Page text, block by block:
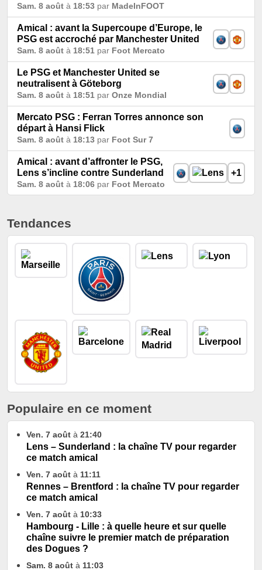
Sam. 8 août à 18:53 par MadeInFOOT
Amical : avant la Supercoupe d’Europe, le
PSG est accroché par Manchester United
Sam. 8 août à 18:51 par Foot Mercato
Le PSG et Manchester United se
neutralisent à Göteborg
Sam. 8 août à 18:51 par Onze Mondial
Mercato PSG : Ferran Torres annonce son
départ à Hansi Flick
Sam. 8 août à 18:13 par Foot Sur 7
Amical : avant d’affronter le PSG,
Lens s’incline contre Sunderland
Sam. 8 août à 18:06 par Foot Mercato
+1
Tendances
Populaire en ce moment
Ven. 7 août à 21:40
Lens – Sunderland : la chaîne TV pour regarder
ce match amical
Ven. 7 août à 11:11
Rennes – Brentford : la chaîne TV pour regarder
ce match amical
Ven. 7 août à 10:33
Hambourg - Lille : à quelle heure et sur quelle
chaîne suivre le premier match de préparation
des Dogues ?
Sam. 8 août à 11:03